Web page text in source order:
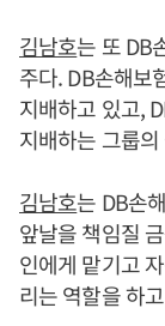
김남호는 또 DB
주다. DB손해보
지배하고 있고,
지배하는 그룹
김남호는 DB손
앞날을 책임질
인에게 맡기고
리는 역할을 하